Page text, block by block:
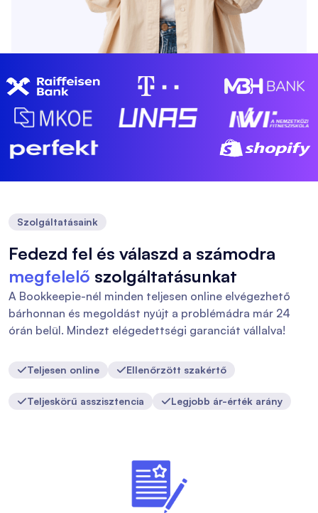
Szolgáltatásaink
Fedezd fel és válaszd a számodra
megfelelő szolgáltatásunkat
A Bookkeepie-nél minden teljesen online elvégezhető
bárhonnan és megoldást nyújt a problémádra már 24
órán belül. Mindezt elégedettségi garanciát vállalva!
Teljesen online Ellenőrzött szakértő
Teljeskörű asszisztencia Legjobb ár-érték arány